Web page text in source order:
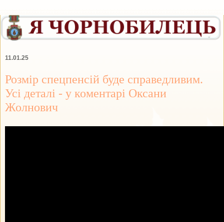
11.01.25
Розмір спецпенсій буде справедливим.
Усі деталі - у коментарі Оксани
Жолнович